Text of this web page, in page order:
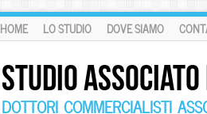
HOME LO STUDIO DOVE SIAMO
STUDIO
DOTTORI COMMERCIALISTI